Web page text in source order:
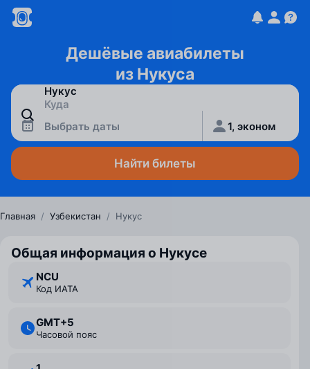
Дешёвые авиабилеты
из Нукуса
Выбрать даты 1, эконом
Найти билеты
Главная / Узбекистан / Нукус
Общая информация о Нукусе
NCU
Код ИАТА
GMT+5
Часовой пояс